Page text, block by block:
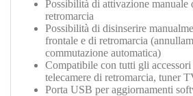
Possibilità di attivazione manuale
retromarcia
Possibilità di disinserire
frontale e di retromarcia
commutazione automatica)
Compatibile con tutti gli
telecamere di retromarcia, tuner
Porta USB per aggiornamenti